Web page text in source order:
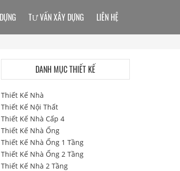
TƯ VẤN XÂY DỰNG LIÊN HỆ
DANH MỤC THIẾT KẾ
Thiết Kế Nhà
Thiết Kế Nội Thất
Thiết Kế Nhà Cấp 4
Thiết Kế Nhà Ống
Thiết Kế Nhà Ống 1 Tầng
Thiết Kế Nhà Ống 2 Tầng
Thiết Kế Nhà 2 Tầng